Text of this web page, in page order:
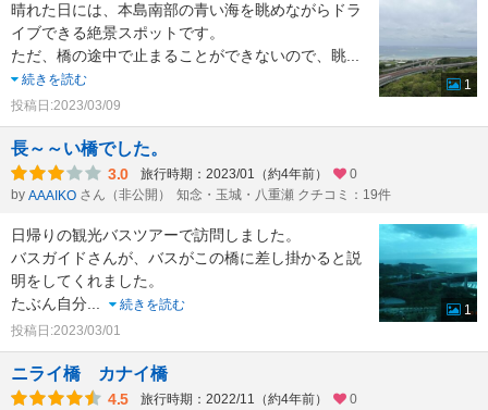
晴れた日には、本島南部の青い海を眺めながらドラ
イブできる絶景スポットです。
ただ、橋の途中で止まることができないので、眺
続きを読む
投稿日:2023/03/09
1
長～～い橋でした。
3.0 旅行時期：2023/01（約4年前）
0
by AAAIKO さん（非公開） 知念・玉城・八重瀬 クチコミ：19件
日帰りの観光バスツアーで訪問しました。
バスガイドさんが、バスがこの橋に差し掛かると説
明をしてくれました。
たぶん自分
続きを読む
投稿日:2023/03/01
1
ニライ橋 カナイ橋
4.5 旅行時期：2022/11（約4年前）
0